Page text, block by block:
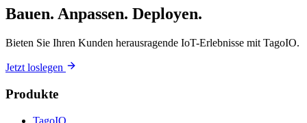
Bauen. Anpassen. Deployen.
Bieten Sie Ihren Kunden herausragende IoT-Erlebnisse mit TagoIO.
Jetzt loslegen
Produkte
TagoIO